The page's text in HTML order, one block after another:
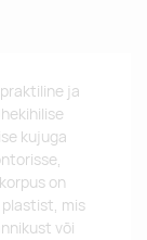
ja
kujuga
on
plastist, mis
või